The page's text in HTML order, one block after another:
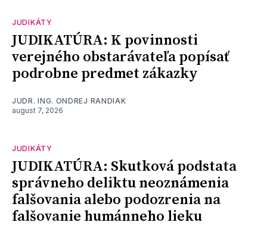
JUDIKÁTY
JUDIKATÚRA: K povinnosti
verejného obstarávateľa popísať
podrobne predmet zákazky
JUDR. ING. ONDREJ RANDIAK
august 7, 2026
JUDIKÁTY
JUDIKATÚRA: Skutková podstata
správneho deliktu neoznámenia
falšovania alebo podozrenia na
falšovanie humánneho lieku